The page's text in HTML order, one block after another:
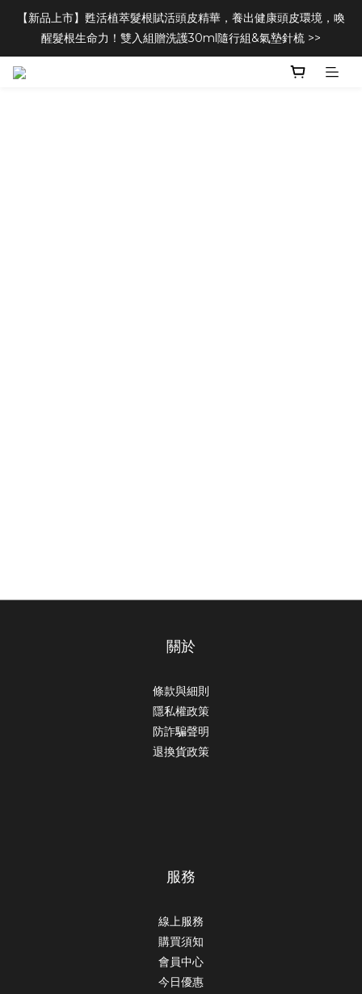
【新品上市】甦活植萃髮根賦活頭皮精華，養出健康頭皮環境，喚
醒髮根生命力！雙入組贈洗護30ml隨行組&氣墊針梳 >>
關於
條款與細則
隱私權政策
防詐騙聲明
退換貨政策
服務
線上服務
購買須知
會員中心
今日優惠